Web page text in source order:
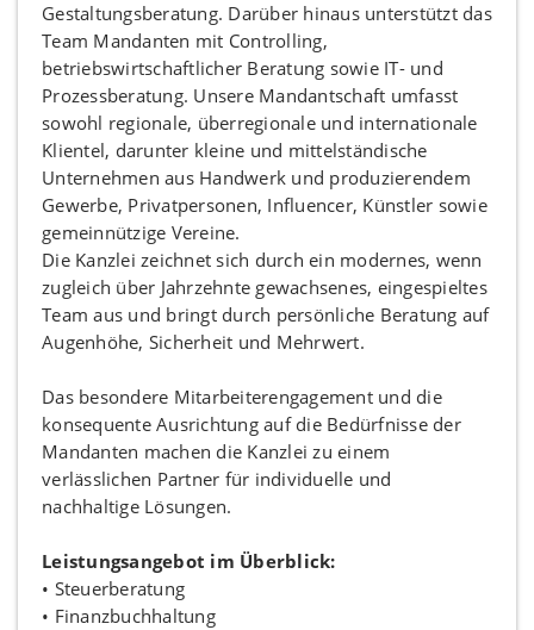
Gestaltungsberatung. Darüber hinaus unterstützt das
Team Mandanten mit Controlling,
betriebswirtschaftlicher Beratung sowie IT- und
Prozessberatung. Unsere Mandantschaft umfasst
sowohl regionale, überregionale und internationale
Klientel, darunter kleine und mittelständische
Unternehmen aus Handwerk und produzierendem
Gewerbe, Privatpersonen, Influencer, Künstler sowie
gemeinnützige Vereine.
Die Kanzlei zeichnet sich durch ein modernes, wenn
zugleich über Jahrzehnte gewachsenes, eingespieltes
Team aus und bringt durch persönliche Beratung auf
Augenhöhe, Sicherheit und Mehrwert.
Das besondere Mitarbeiterengagement und die
konsequente Ausrichtung auf die Bedürfnisse der
Mandanten machen die Kanzlei zu einem
verlässlichen Partner für individuelle und
nachhaltige Lösungen.
Leistungsangebot im Überblick:
• Steuerberatung
• Finanzbuchhaltung